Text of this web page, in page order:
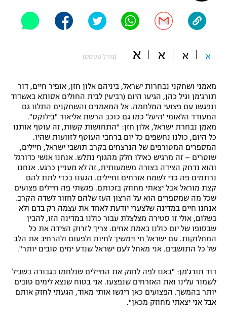
"מחצית בשכונה" – פודקאסט
תקנון משתתפים וזוכים בפרסים
תקנון עבור פעילות אלקטרה
תקנון עבור פעילות ספורט 1 – "מרלן"
טניס
גיימינג E-Sports
תנאי שימוש
מדיניות פרטיות
תקנון פעילות ספורט 1
הצטרפות לחבילת הערוצים
לוח דרושים – ג'ובנט
היאבקות WWE
ספורט מוטורי
כדורמים
פוטבול אמריקאי NFL
בייסבול MLB
ספורט אתגרי ואקסטרים
אומנויות לחימה
גיימינג E-Sports
א א א א (גודל טקסט)
מאמני ושחקני נבחרות ישראל, ביניהם אלון חזן, אופיר חיים, דור
תורג'מן וגיל כהן, הגיעו היום (רביעי) לבית החולים אסותא באשדוד
ונפגשו עם פצועי המלחמה. אל המאמנים והשחקנים התלוו גם
המעודד הלאומי 'היעל' כמו גם כוכב הרשת אליאור "בילוקס".
מאמן נבחרת ישראל, אלון חזן: "התחושות קשות, זה עוטף אותנו
כל היום, כולנו נחשפים כל יום ברחבי העוטף לזוועות שהיו.
המספרים המטורפים של הנרצחים בקרב תושבי ישראל, חיילים,
שוטרים – זה מרגיש כאילו חלק מהגוף נתלש. אנחנו אנשי כדורגל
והוא נדחק הצידה בצורה משמעותית, זה לא מעניין כרגע. אנחנו
נרתמים פה כדי לשמח אזרחים וחיילים. הגענו בכדי לתת להם
קצת מוראל אבל יצאתי מחוזק בזכותם. פגשתי פה חיילים פצועים
שכל מה שמספרים הוא על הרצון העז שלהם לחזור לשדה הקרב.
אנחנו חיים במדינה שלצערי יודעת לאחד את עצמה רק בדם ולא
בשלום, אולי זו סטירה מצלצלת עבור כולנו במדינה הזו, להבין
שבסופו של יום כולנו באמת אחים. צריך לזרוק הצידה את כל
המחלוקות. עם ישראל חי וימשיך לחיות ולפעום ולהרחיב את הלב
של כל התושבים. אני מאחל לעם ישראל שנדע ימים טובים יותר".
דור תורג'מן: "באנו לפה לחזק את החיילים שנלחמו בגבורה בשביל
לשמור עלינו ואת האזרחים שנפצעו. אני בטוח שנצא לימים טובים
יותר בהמשך. הפצועים כאן ריגשו אותי מאוד, הגעתי לחזק אותם
אבל אני יצאתי מחוזק מכאן".